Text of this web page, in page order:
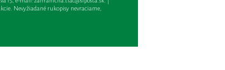
Nevyžiadané rukopisy nevraciame,